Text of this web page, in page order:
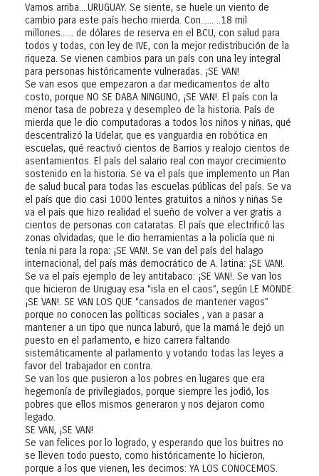
Vamos arriba....URUGUAY. Se siente, se huele un viento de
cambio para este país hecho mierda. Con...... ..18 mil
millones...... de dólares de reserva en el BCU, con salud para
todos y todas, con ley de IVE, con la mejor redistribución de la
riqueza. Se vienen cambios para un país con una ley integral
para personas históricamente vulneradas. ¡SE VAN!
Se van esos que empezaron a dar medicamentos de alto
costo, porque NO SE DABA NINGUNO, ¡SE VAN!. El país con la
menor tasa de pobreza y desempleo de la historia. País de
mierda que le dio computadoras a todos los niños y niñas, qué
descentralizó la Udelar, que es vanguardia en robótica en
escuelas, qué reactivó cientos de Barrios y realojo cientos de
asentamientos. El país del salario real con mayor crecimiento
sostenido en la historia. Se va el país que implemento un Plan
de salud bucal para todas las escuelas públicas del país. Se va
el país que dio casi 1000 lentes gratuitos a niños y niñas Se
va el país que hizo realidad el sueño de volver a ver gratis a
cientos de personas con cataratas. El país que electrificó las
zonas olvidadas, que le dio herramientas a la policía que ni
tenía ni para la ropa: ¡SE VAN!. Se van del país del halago
internacional, del país más democrático de A. latina: ¡SE VAN!.
Se va el país ejemplo de ley antitabaco: ¡SE VAN!. Se van los
que hicieron de Uruguay esa “isla en el caos”, según LE MONDE:
¡SE VAN!. SE VAN LOS QUE “cansados de mantener vagos”
porque no conocen las políticas sociales , van a pasar a
mantener a un tipo que nunca laburó, que la mamá le dejó un
puesto en el parlamento, e hizo carrera faltando
sistemáticamente al parlamento y votando todas las leyes a
favor del trabajador en contra.
Se van los que pusieron a los pobres en lugares que era
hegemonía de privilegiados, porque siempre les jodió, los
pobres que ellos mismos generaron y nos dejaron como
legado.
SE VAN, ¡SE VAN!
Se van felices por lo logrado, y esperando que los buitres no
se lleven todo puesto, como históricamente lo hicieron,
porque a los que vienen, les decimos: YA LOS CONOCEMOS.